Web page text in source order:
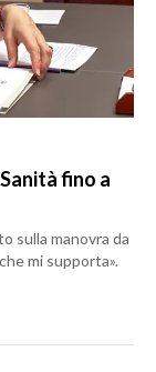
fino a
sulla manovra da
mi supporta».